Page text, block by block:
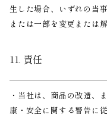
生した場合、いずれの当
または一部を変更または
11. 責任
・当社は、商品の改造、
康・安全に関する警告に